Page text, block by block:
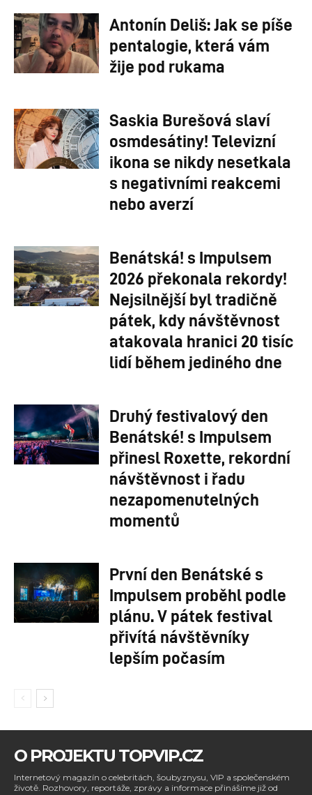
Antonín Deliš: Jak se píše
pentalogie, která vám
žije pod rukama
Saskia Burešová slaví
osmdesátiny! Televizní
ikona se nikdy nesetkala
s negativními reakcemi
nebo averzí
Benátská! s Impulsem
2026 překonala rekordy!
Nejsilnější byl tradičně
pátek, kdy návštěvnost
atakovala hranici 20 tisíc
lidí během jediného dne
Druhý festivalový den
Benátské! s Impulsem
přinesl Roxette, rekordní
návštěvnost i řadu
nezapomenutelných
momentů
První den Benátské s
Impulsem proběhl podle
plánu. V pátek festival
přivítá návštěvníky
lepším počasím
O PROJEKTU TOPVIP.CZ
Internetový magazín o celebritách, šoubyznysu, VIP a společenském
životě. Rozhovory, reportáže, zprávy a informace přinášíme již od